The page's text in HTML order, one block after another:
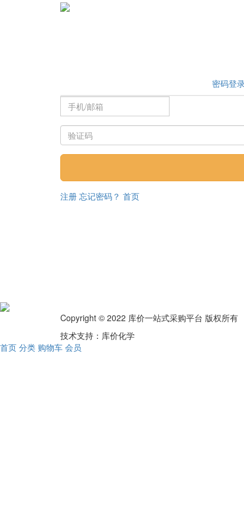
密码登
注册 忘记密码？ 首页
Copyright © 2022 库价一站式采购平台 版权所有
技术支持：库价化学
首页 分类 购物车 会员